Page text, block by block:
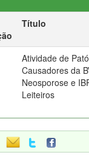
Título
Atividade de
Causadores da
Neosporose e
Leiteiros